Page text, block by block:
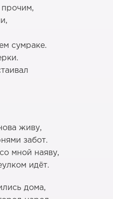
сумраке.
живу,
забот.
мной наяву,
идёт.
дома,